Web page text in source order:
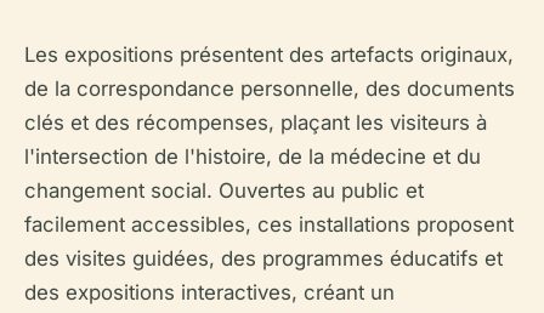
Les expositions présentent des artefacts originaux,
de la correspondance personnelle, des documents
clés et des récompenses, plaçant les visiteurs à
l'intersection de l'histoire, de la médecine et du
changement social. Ouvertes au public et
facilement accessibles, ces installations proposent
des visites guidées, des programmes éducatifs et
des expositions interactives, créant un